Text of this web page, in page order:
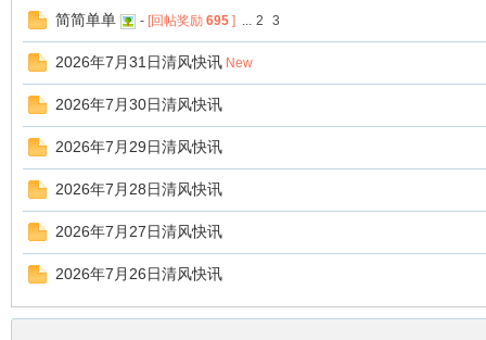
简简单单 - [回帖奖励 695 ] ... 2 3
2026年7月31日清风快讯 New
2026年7月30日清风快讯
2026年7月29日清风快讯
2026年7月28日清风快讯
2026年7月27日清风快讯
2026年7月26日清风快讯